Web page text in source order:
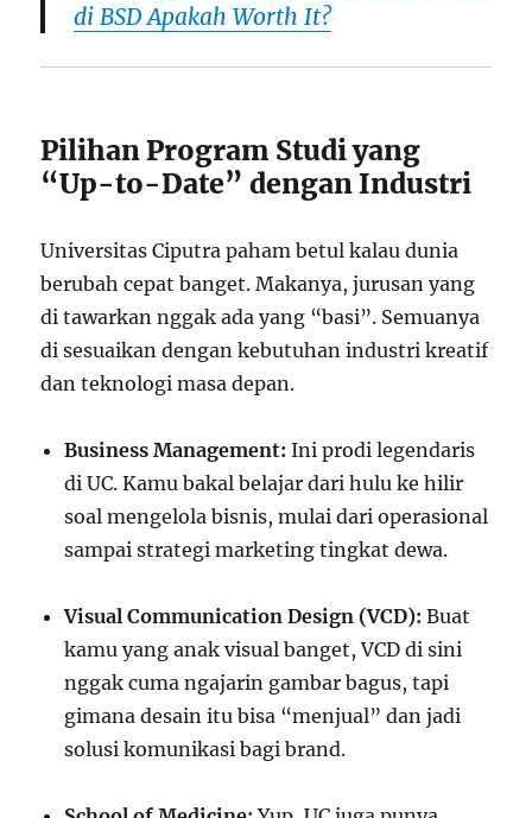
di BSD Apakah Worth It?
Pilihan Program Studi yang
“Up-to-Date” dengan Industri
Universitas Ciputra paham betul kalau dunia
berubah cepat banget. Makanya, jurusan yang
di tawarkan nggak ada yang “basi”. Semuanya
di sesuaikan dengan kebutuhan industri kreatif
dan teknologi masa depan.
Business Management: Ini prodi legendaris
di UC. Kamu bakal belajar dari hulu ke hilir
soal mengelola bisnis, mulai dari operasional
sampai strategi marketing tingkat dewa.
Visual Communication Design (VCD): Buat
kamu yang anak visual banget, VCD di sini
nggak cuma ngajarin gambar bagus, tapi
gimana desain itu bisa “menjual” dan jadi
solusi komunikasi bagi brand.